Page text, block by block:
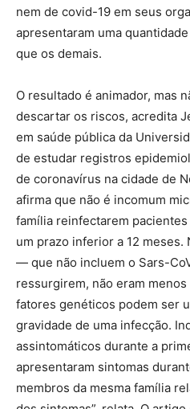
nem de covid-19 em seus
apresentaram uma
que os demais.
O resultado é animador, mas
descartar os riscos, acredita
em saúde pública da
de estudar registros
de coronavírus na cidade de
afirma que não é incomum
família reinfectarem
um prazo inferior a 12 meses.
— que não incluem o Sars-
ressurgirem, não eram
fatores genéticos podem ser
gravidade de uma infecção.
assintomáticos durante a
apresentaram sintomas
membros da mesma família